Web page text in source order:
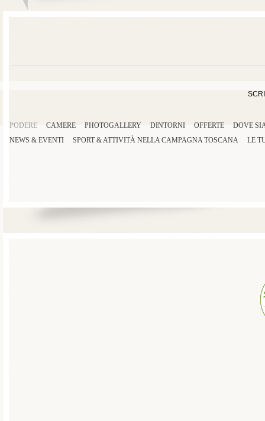
PODERE CAMERE PHOTOGALLERY DINTORNI OFFERTE
DOVE
NEWS & EVENTI
SPORT&ATTIVITÀ NELLACAMPAGNA TOSCANA LE